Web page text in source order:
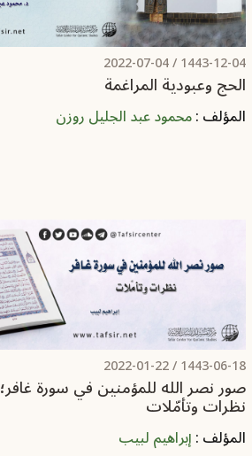
1443-12-04 /
2022-07-04
الحج وعبودية المراغمة
المؤلف :محمود عبد الجليل روزن
1443-06-18 /
2022-01-22
صور نصر الله للمؤمنين في سورة غافر؛
نظرات وتأمّلات
المؤلف :إبراهيم لبيب